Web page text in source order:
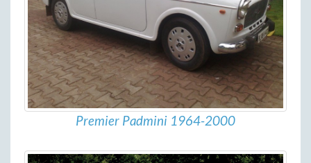
Premier Padmini 1964-2000